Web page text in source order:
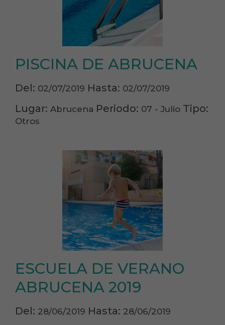
PISCINA DE ABRUCENA
Del: 02/07/2019 Hasta: 02/07/2019
Lugar: Abrucena Periodo: 07 - Julio Tipo:
Otros
ESCUELA DE VERANO
ABRUCENA 2019
Del: 28/06/2019 Hasta: 28/06/2019